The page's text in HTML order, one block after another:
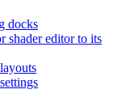
docks
shader editor to its